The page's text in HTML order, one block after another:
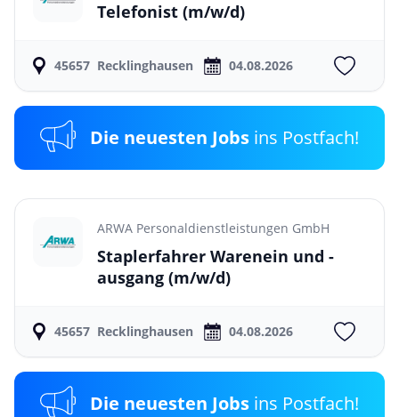
Telefonist (m/w/d)
45657 Recklinghausen 04.08.2026
Die neuesten Jobs ins Postfach!
ARWA Personaldienstleistungen GmbH
Staplerfahrer Warenein und -
ausgang (m/w/d)
45657 Recklinghausen 04.08.2026
Die neuesten Jobs ins Postfach!